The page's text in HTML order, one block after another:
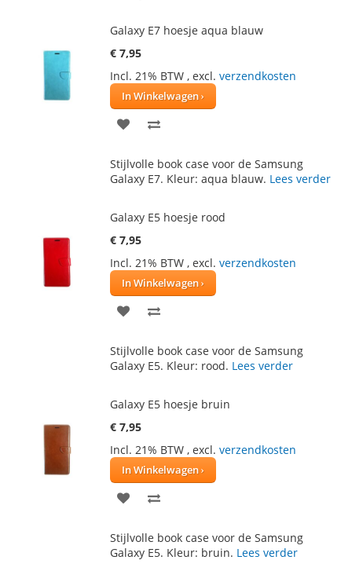
Galaxy E7 hoesje aqua blauw
€ 7,95
Incl. 21% BTW , excl. verzendkosten
In Winkelwagen
VOEG
AAN
TE
Stijlvolle book case voor de Samsung
Galaxy E7. Kleur: aqua blauw. Lees verder
Galaxy E5 hoesje rood
€ 7,95
Incl. 21% BTW , excl. verzendkosten
In Winkelwagen
VOEG
AAN
TE
Stijlvolle book case voor de Samsung
Galaxy E5. Kleur: rood. Lees verder
Galaxy E5 hoesje bruin
€ 7,95
Incl. 21% BTW , excl. verzendkosten
In Winkelwagen
VOEG
AAN
TE
Stijlvolle book case voor de Samsung
Galaxy E5. Kleur: bruin. Lees verder